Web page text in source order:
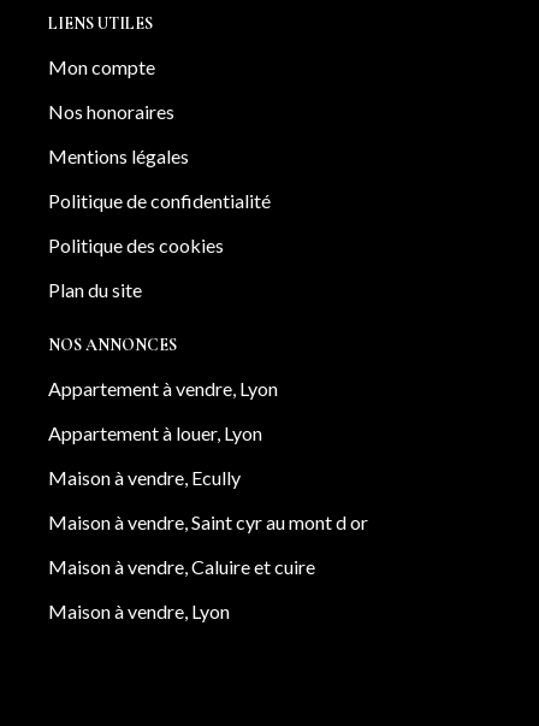
LIENS UTILES
Mon compte
Nos honoraires
Mentions légales
Politique de confidentialité
Politique des cookies
Plan du site
NOS ANNONCES
Appartement à vendre, Lyon
Appartement à louer, Lyon
Maison à vendre, Ecully
Maison à vendre, Saint cyr au mont d or
Maison à vendre, Caluire et cuire
Maison à vendre, Lyon